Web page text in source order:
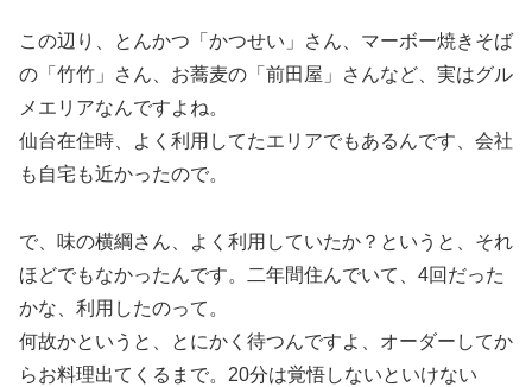
この辺り、とんかつ「かつせい」さん、マーボー焼きそば
の「竹竹」さん、お蕎麦の「前田屋」さんなど、実はグル
メエリアなんですよね。
仙台在住時、よく利用してたエリアでもあるんです、会社
も自宅も近かったので。
で、味の横綱さん、よく利用していたか？というと、それ
ほどでもなかったんです。二年間住んでいて、4回だった
かな、利用したのって。
何故かというと、とにかく待つんですよ、オーダーしてか
らお料理出てくるまで。20分は覚悟しないといけない